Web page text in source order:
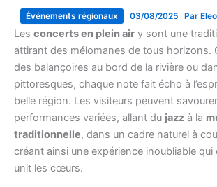
Événements régionaux 03/08/2025 Par
scène vibrante où la musique résonne au
Les concerts en plein air y sont une
attirant des mélomanes de tous horizons.
des balançoires au bord de la rivière ou
pittoresques, chaque note fait écho à
belle région. Les visiteurs peuvent
performances variées, allant du jazz à la
traditionnelle, dans un cadre naturel à
créant ainsi une expérience inoubliable qui
unit les cœurs.